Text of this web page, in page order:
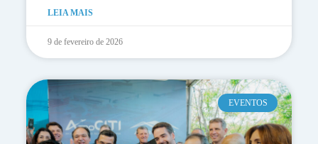
LEIA MAIS
9 de fevereiro de 2026
EVENTOS